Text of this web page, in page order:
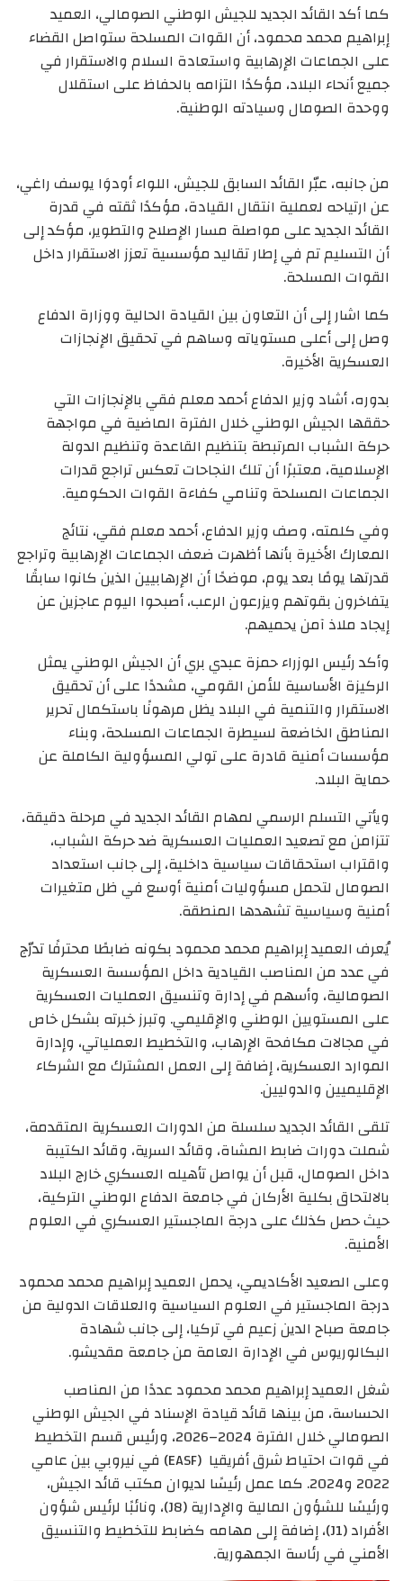
كما أكد القائد الجديد للجيش الوطني الصومالي، العميد
إبراهيم محمد محمود، أن القوات المسلحة ستواصل القضاء
على الجماعات الإرهابية واستعادة السلام والاستقرار في
جميع أنحاء البلاد، مؤكدًا التزامه بالحفاظ على استقلال
ووحدة الصومال وسيادته الوطنية.
من جانبه، عبّر القائد السابق للجيش، اللواء أودوَا يوسف راغي،
عن ارتياحه لعملية انتقال القيادة، مؤكدًا ثقته في قدرة
القائد الجديد على مواصلة مسار الإصلاح والتطوير، مؤكد إلى
أن التسليم تم في إطار تقاليد مؤسسية تعزز الاستقرار داخل
القوات المسلحة.
كما اشار إلى أن التعاون بين القيادة الحالية ووزارة الدفاع
وصل إلى أعلى مستوياته وساهم في تحقيق الإنجازات
العسكرية الأخيرة.
بدوره، أشاد وزير الدفاع أحمد معلم فقي بالإنجازات التي
حققها الجيش الوطني خلال الفترة الماضية في مواجهة
حركة الشباب المرتبطة بتنظيم القاعدة وتنظيم الدولة
الإسلامية، معتبرًا أن تلك النجاحات تعكس تراجع قدرات
الجماعات المسلحة وتنامي كفاءة القوات الحكومية.
وفي كلمته، وصف وزير الدفاع، أحمد معلم فقي، نتائج
المعارك الأخيرة بأنها أظهرت ضعف الجماعات الإرهابية وتراجع
قدرتها يومًا بعد يوم، موضحًا أن الإرهابيين الذين كانوا سابقًا
يتفاخرون بقوتهم ويزرعون الرعب، أصبحوا اليوم عاجزين عن
إيجاد ملاذ آمن يحميهم.
وأكد رئيس الوزراء حمزة عبدي بري أن الجيش الوطني يمثل
الركيزة الأساسية للأمن القومي، مشددًا على أن تحقيق
الاستقرار والتنمية في البلاد يظل مرهونًا باستكمال تحرير
المناطق الخاضعة لسيطرة الجماعات المسلحة، وبناء
مؤسسات أمنية قادرة على تولي المسؤولية الكاملة عن
حماية البلاد.
ويأتي التسلم الرسمي لمهام القائد الجديد في مرحلة دقيقة،
تتزامن مع تصعيد العمليات العسكرية ضد حركة الشباب،
واقتراب استحقاقات سياسية داخلية، إلى جانب استعداد
الصومال لتحمل مسؤوليات أمنية أوسع في ظل متغيرات
أمنية وسياسية تشهدها المنطقة.
يُعرف العميد إبراهيم محمد محمود بكونه ضابطًا محترفًا تدرّج
في عدد من المناصب القيادية داخل المؤسسة العسكرية
الصومالية، وأسهم في إدارة وتنسيق العمليات العسكرية
على المستويين الوطني والإقليمي. وتبرز خبرته بشكل خاص
في مجالات مكافحة الإرهاب، والتخطيط العملياتي، وإدارة
الموارد العسكرية، إضافة إلى العمل المشترك مع الشركاء
الإقليميين والدوليين.
تلقى القائد الجديد سلسلة من الدورات العسكرية المتقدمة،
شملت دورات ضابط المشاة، وقائد السرية، وقائد الكتيبة
داخل الصومال، قبل أن يواصل تأهيله العسكري خارج البلاد
بالالتحاق بكلية الأركان في جامعة الدفاع الوطني التركية،
حيث حصل كذلك على درجة الماجستير العسكري في العلوم
الأمنية.
وعلى الصعيد الأكاديمي، يحمل العميد إبراهيم محمد محمود
درجة الماجستير في العلوم السياسية والعلاقات الدولية من
جامعة صباح الدين زعيم في تركيا، إلى جانب شهادة
البكالوريوس في الإدارة العامة من جامعة مقديشو.
شغل العميد إبراهيم محمد محمود عددًا من المناصب
الحساسة، من بينها قائد قيادة الإسناد في الجيش الوطني
الصومالي خلال الفترة 2024–2026، ورئيس قسم التخطيط
في قوات احتياط شرق أفريقيا (EASF) في نيروبي بين عامي
2022 و2024. كما عمل رئيسًا لديوان مكتب قائد الجيش،
ورئيسًا للشؤون المالية والإدارية (J8)، ونائبًا لرئيس شؤون
الأفراد (J1)، إضافة إلى مهامه كضابط للتخطيط والتنسيق
الأمني في رئاسة الجمهورية.